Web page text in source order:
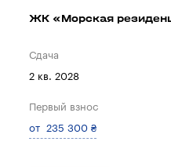
ЖК «Морская
Сдача
2 кв. 2028
Первый взнос
от 235 300 ₴